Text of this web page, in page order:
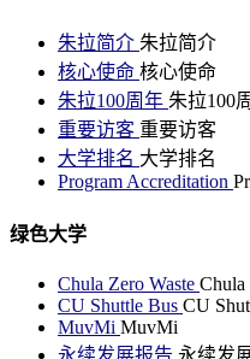
朱拉简介 朱拉简介
核心使命 核心使命
朱拉100周年 朱拉100
重要访客 重要访客
大学排名 大学排名
Program Accreditation
绿色大学
Chula Zero Waste Chula
CU Shuttle Bus CU
MuvMi MuvMi
永续发展报告 永续发